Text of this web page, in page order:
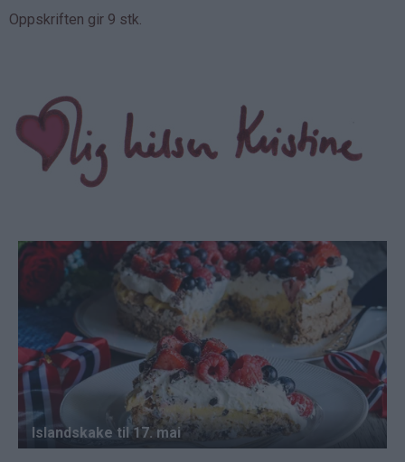
Oppskriften gir 9 stk.